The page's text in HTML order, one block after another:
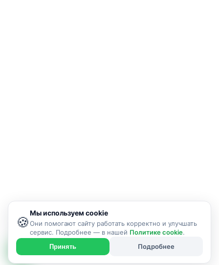
🍪
Мы используем cookie
Они помогают сайту работать корректно и улучшать
сервис. Подробнее — в нашей Политике cookie.
Принять Подробнее